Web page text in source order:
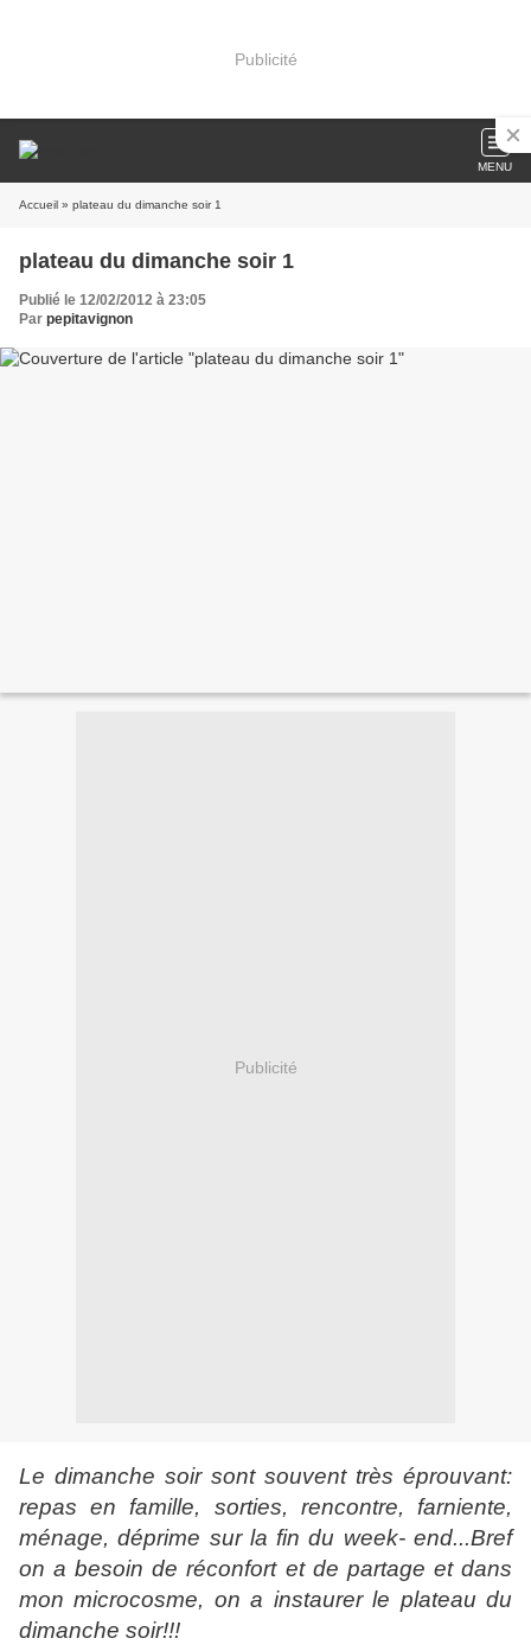
Publicité
MENU
Accueil » plateau du dimanche soir 1
plateau du dimanche soir 1
Publié le 12/02/2012 à 23:05
Par pepitavignon
Publicité
Le dimanche soir sont souvent très éprouvant:
repas en famille, sorties, rencontre, farniente,
ménage, déprime sur la fin du week- end...Bref
on a besoin de réconfort et de partage et dans
mon microcosme, on a instaurer le plateau du
dimanche soir!!!